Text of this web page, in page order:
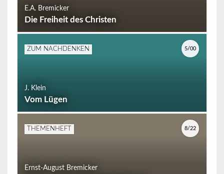
E.A. Bremicker
Die Freiheit des Christen
ZUM NACHDENKEN
J. Klein
Vom Lügen
5/00
THEMENHEFT
Ernst-August Bremicker
8/22